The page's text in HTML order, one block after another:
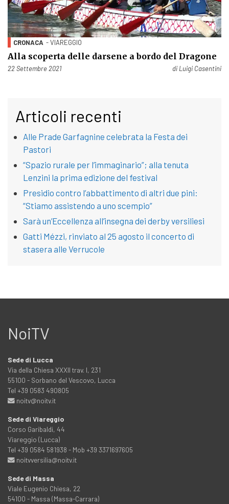
CRONACA - VIAREGGIO
Alla scoperta delle darsene a bordo del Dragone
Pubblicato il
22 Settembre 2021 di Luigi Casentini
Articoli recenti
Alle Prade Garfagnine celebrata la Festa dei
Pastori
“Spazio rurale per l’immaginario”; alla tenuta
Lenzini la prima edizione del festival
Presidio contro l’abbattimento di altri due pini:
“Stiamo assistendo a uno scempio”
Sarà un’Eccellenza all’insegna dei derby versiliesi
Gatti Mézzi, rinviato al 25 agosto il concerto di
stasera alle Verrucole
NoiTV
Sede di Lucca
Via della Chiesa XXXII trav. I, 231
55100 - Sorbano del Vescovo, Lucca
Tel +39 0583 490805
noitv@noitv.it
Sede di Viareggio
Corso Garibaldi, 44
Viareggio (Lucca)
Tel +39 0584 581938 - Mob +39 3371697605
noitvversilia@noitv.it
Sede di Massa
Viale Eugenio Chiesa, 22
54100 - Massa (Massa-Carrara)